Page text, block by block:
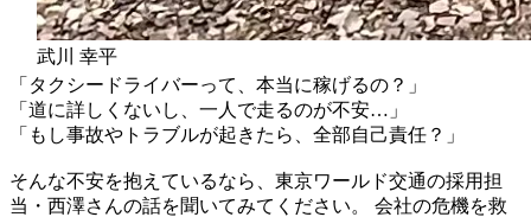
武川 幸平
「タクシードライバーって、本当に稼げるの？」
「道に詳しくないし、一人で走るのが不安…」
「もし事故やトラブルが起きたら、全部自己責任？」
そんな不安を抱えているなら、東京ワールド交通の採用担
当・西澤さんの話を聞いてみてください。 会社の危機を救